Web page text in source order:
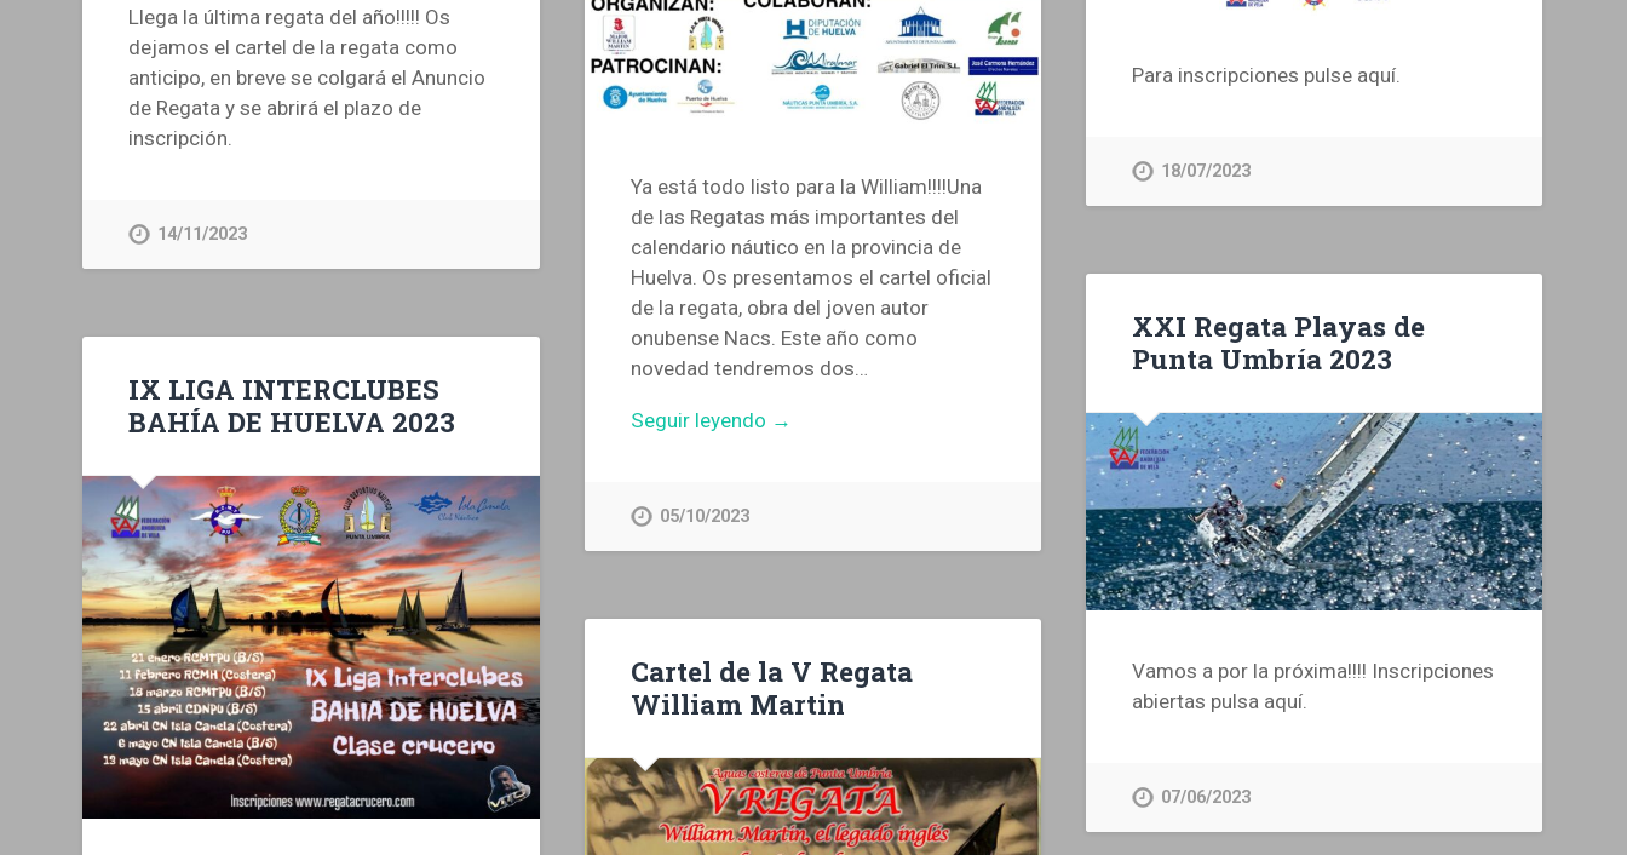
Llega la última regata del año!!!!! Os
dejamos el cartel de la regata como
anticipo, en breve se colgará el Anuncio
de Regata y se abrirá el plazo de
inscripción.
14/11/2023
Ya está todo listo para la William!!!!Una
de las Regatas más importantes del
calendario náutico en la provincia de
Huelva. Os presentamos el cartel oficial
de la regata, obra del joven autor
onubense Nacs. Este año como
novedad tendremos dos…
Seguir leyendo →
05/10/2023
Para inscripciones pulse aquí.
18/07/2023
XXI Regata Playas de
Punta Umbría 2023
Vamos a por la próxima!!!! Inscripciones
abiertas pulsa aquí.
07/06/2023
IX LIGA INTERCLUBES
BAHÍA DE HUELVA 2023
Cartel de la V Regata
William Martin